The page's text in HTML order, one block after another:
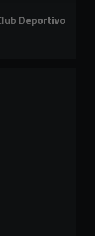
Deportivo